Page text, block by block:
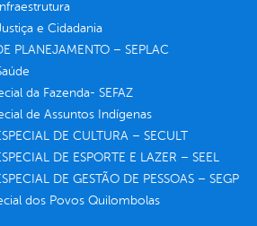
e Cidadania
PLANEJAMENTO – SEPLAC
da Fazenda- SEFAZ
de Assuntos Indígenas
DE CULTURA – SECULT
DE ESPORTE E LAZER – SEEL
DE GESTÃO DE PESSOAS – SEGP
dos Povos Quilombolas